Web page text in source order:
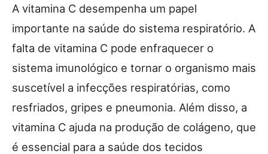
A vitamina C desempenha um papel
importante na saúde do sistema respiratório. A
falta de vitamina C pode enfraquecer o
sistema imunológico e tornar o organismo mais
suscetível a infecções respiratórias, como
resfriados, gripes e pneumonia. Além disso, a
vitamina C ajuda na produção de colágeno, que
é essencial para a saúde dos tecidos